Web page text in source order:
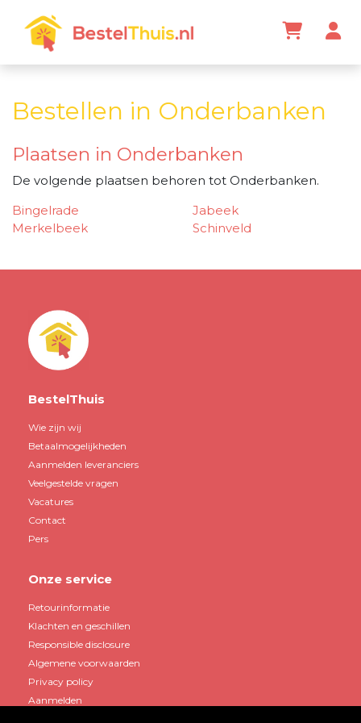
Bestellen in Onderbanken
Plaatsen in Onderbanken
De volgende plaatsen behoren tot Onderbanken.
Bingelrade
Jabeek
Merkelbeek
Schinveld
BestelThuis
Wie zijn wij
Betaalmogelijkheden
Aanmelden leveranciers
Veelgestelde vragen
Vacatures
Contact
Pers
Onze service
Retourinformatie
Klachten en geschillen
Responsible disclosure
Algemene voorwaarden
Privacy policy
Aanmelden